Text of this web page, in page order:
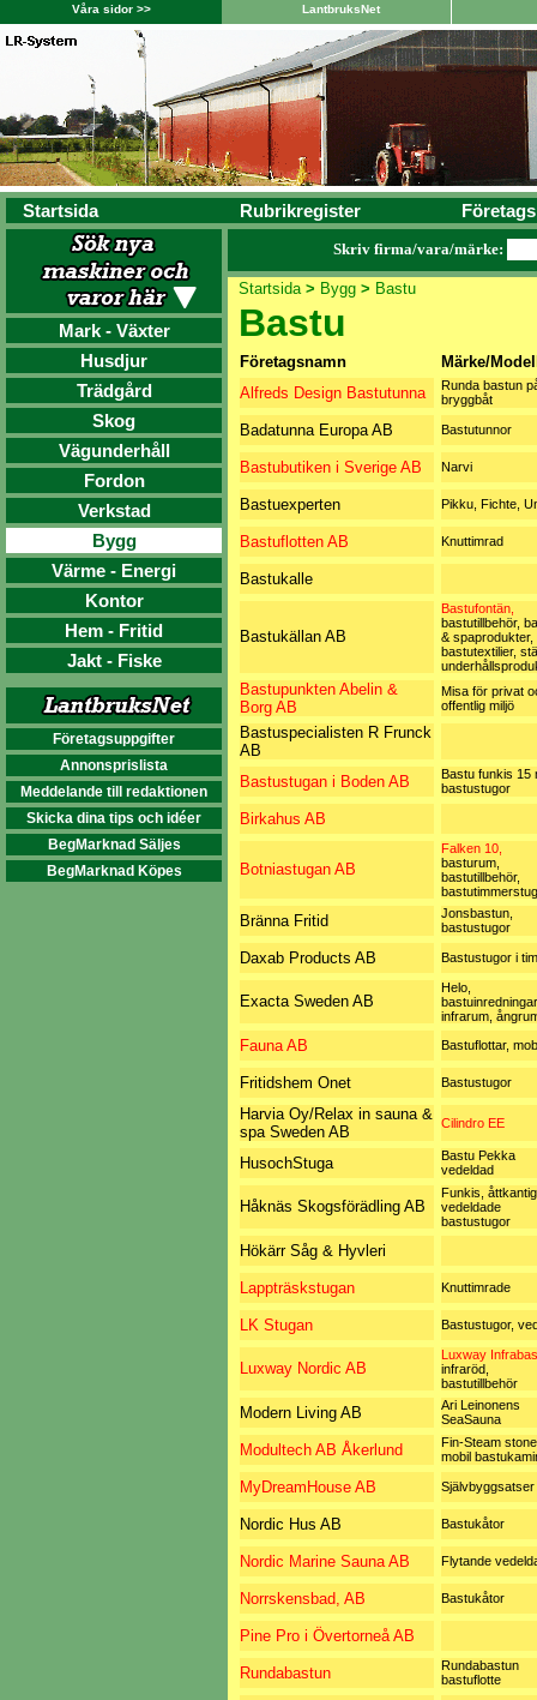
Våra sidor >> LantbruksNet
Startsida Rubrikregister
Mark - Växter
Husdjur
Trädgård
Skog
Vägunderhåll
Fordon
Verkstad
Bygg
Värme - Energi
Kontor
Hem - Fritid
Jakt - Fiske
Företagsuppgifter
Annonsprislista
Meddelande till redaktionen
Skicka dina tips och idéer
BegMarknad Säljes
BegMarknad Köpes
Skriv firma/vara/märke:
Startsida> Bygg > Bastu
Bastu
Företagsnamn
Märke/
Alfreds Design Bastutunna
Runda bastun
bryggbåt
Badatunna Europa AB Bastutunnor
Bastubutiken i Sverige AB Narvi
Bastuexperten Pikku, Fichte,
Bastuflotten AB Knuttimrad
Bastukalle
Bastukällan AB
Bastufontän,
bastutillbehör,
& spaprodukter,
bastutextilier,
Bastupunkten Abelin &
Borg AB
Misa för privat
offentlig miljö
Bastuspecialisten R Frunck
AB
Bastustugan i Boden AB
Bastu funkis 15
bastustugor
Birkahus AB
Botniastugan AB
Falken 10,
basturum,
bastutillbehör,
Bränna Fritid
Jonsbastun,
bastustugor
Daxab Products AB Bastustugor i
Exacta Sweden AB
Helo,
infrarum,
Fauna AB Bastuflottar,
Fritidshem Onet Bastustugor
Harvia Oy/Relax in sauna &
spa Sweden AB
Cilindro EE
HusochStuga
Bastu Pekka
vedeldad
Håknäs Skogsförädling AB
Funkis,
vedeldade
bastustugor
Hökärr Såg & Hyvleri
Lappträskstugan Knuttimrade
LK Stugan Bastustugor,
Luxway Nordic AB
Luxway
infraröd,
bastutillbehör
Modern Living AB
Ari Leinonens
SeaSauna
Modultech AB Åkerlund
Fin-Steam stone
mobil
MyDreamHouse AB Självbyggsatser
Nordic Hus AB Bastukåtor
Nordic Marine Sauna AB Flytande
Norrskensbad, AB Bastukåtor
Pine Pro i Övertorneå AB
Rundabastun
Rundabastun
bastuflotte